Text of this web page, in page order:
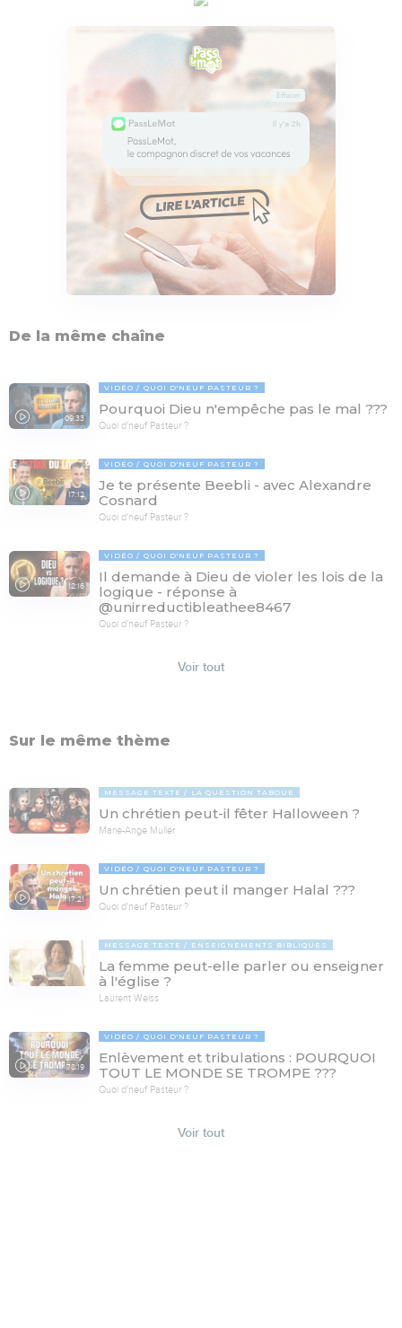
De la même chaîne
09:33
VIDÉO QUOI D'NEUF PASTEUR ?
Pourquoi Dieu n'empêche pas le mal ???
Quoi d'neuf Pasteur ?
17:12
VIDÉO QUOI D'NEUF PASTEUR ?
Je te présente Beebli - avec Alexandre
Cosnard
Quoi d'neuf Pasteur ?
12:16
VIDÉO QUOI D'NEUF PASTEUR ?
Il demande à Dieu de violer les lois de la
logique - réponse à
@unirreductibleathee8467
Quoi d'neuf Pasteur ?
Voir tout
Sur le même thème
MESSAGE TEXTE LA QUESTION TABOUE
Un chrétien peut-il fêter Halloween ?
Marie-Ange Muller
17:21
VIDÉO QUOI D'NEUF PASTEUR ?
Un chrétien peut il manger Halal ???
Quoi d'neuf Pasteur ?
MESSAGE TEXTE ENSEIGNEMENTS BIBLIQUES
La femme peut-elle parler ou enseigner
à l'église ?
Laurent Weiss
78:19
VIDÉO QUOI D'NEUF PASTEUR ?
Enlèvement et tribulations : POURQUOI
TOUT LE MONDE SE TROMPE ???
Quoi d'neuf Pasteur ?
Voir tout